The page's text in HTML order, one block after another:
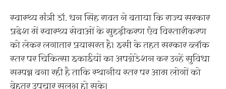
स्वास्थ्य मंत्री डॉ. धन सिंह रावत ने बताया कि राज्य सरकार
प्रदेश में स्वास्थ्य सेवाओं के सुदृढ़ीकरण एंव विस्तारीकरण
को लेकर लगातार प्रयासरत है। इसी के तहत सरकार ब्लॉक
स्तर पर चिकित्सा इकाईयों का अपग्रेडेशन कर उन्हें सुविधा
सम्पन्न बना रही है ताकि स्थानीय स्तर पर आम लोगों को